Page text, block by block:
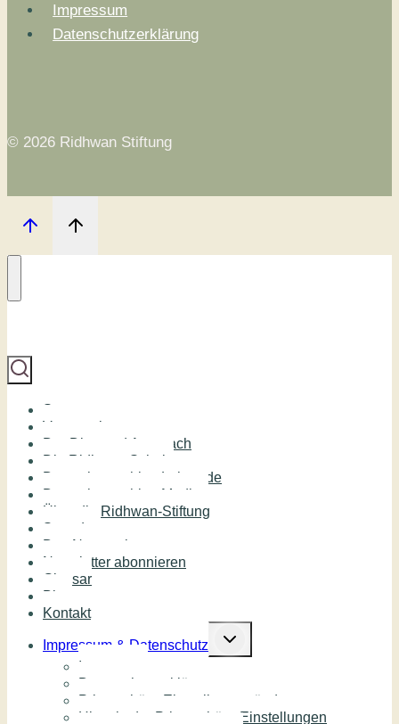
Impressum
Datenschutzerklärung
© 2026 Ridhwan Stiftung
Start
Veranstaltungen
Der Diamond Approach
Die Ridhwan Schule
Deutschsprachige Lehrende
Deutschsprachige Medien
Über die Ridhwan-Stiftung
Spenden
Das Netzwerk
Newsletter abonnieren
Glossar
Blog
Kontakt
Impressum & Datenschutz
umschalten
Impressum
Datenschutzerklärung
Privatsphäre-Einstellungen ändern
Historie der Privatsphäre-Einstellungen